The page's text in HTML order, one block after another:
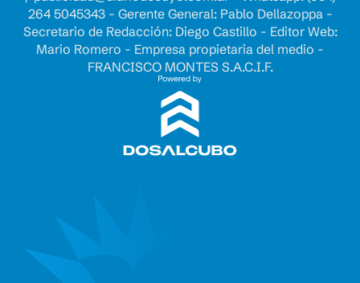
264 5045343 - Gerente General: Pablo Dellazoppa -
Secretario de Redacción: Diego Castillo - Editor Web:
Mario Romero - Empresa propietaria del medio -
FRANCISCO MONTES S.A.C.I.F.